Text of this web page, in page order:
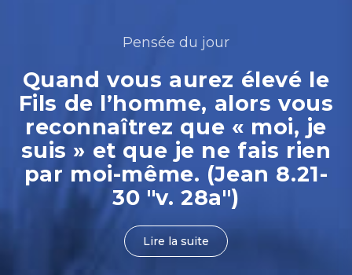
Pensée du jour
Quand vous aurez élevé le
Fils de l’homme, alors vous
reconnaîtrez que « moi, je
suis » et que je ne fais rien
par moi-même. (Jean 8.21-
30 "v. 28a")
Lire la suite